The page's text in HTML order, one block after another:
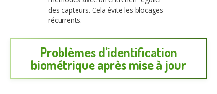
des capteurs. Cela évite les blocages
récurrents.
Problèmes d’identification
biométrique après mise à jour